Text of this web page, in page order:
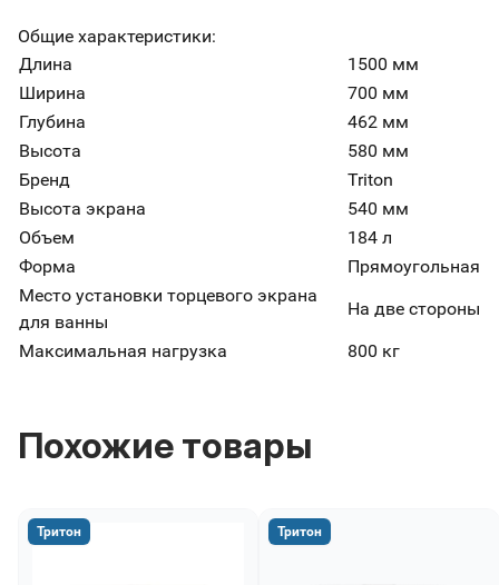
Общие характеристики:
Длина
1500 мм
Ширина
700 мм
Глубина
462 мм
Высота
580 мм
Бренд
Triton
Высота экрана
540 мм
Объем
184 л
Форма
Прямоугольная
Место установки торцевого экрана
для ванны
На две стороны
Максимальная нагрузка
800 кг
Похожие товары
Тритон Тритон